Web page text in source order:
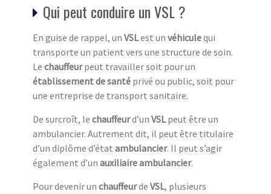
Qui peut conduire un VSL ?
En guise de rappel, un VSLest un véhiculequi
transporte un patient vers une structure de soin.
Le chauffeurpeut travailler soit pour un
établissement de santé privé ou public, soit pour
une entreprise de transport sanitaire.
De surcroît, le chauffeurd’un VSLpeut être un
ambulancier. Autrement dit, il peut être titulaire
d’un diplôme d’état ambulancier. Il peut s’agir
également d’un auxiliaire ambulancier.
Pour devenir un chauffeurde VSL, plusieurs